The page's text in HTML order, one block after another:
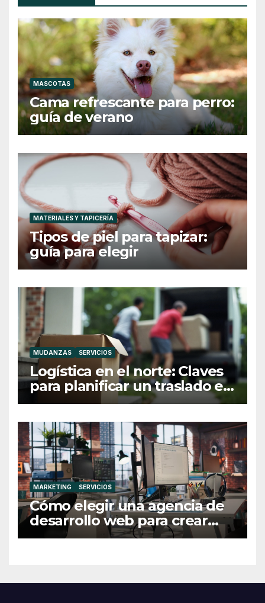
MASCOTAS
Cama refrescante para perro:
guía de verano
MATERIALES Y TAPICERÍA
Tipos de piel para tapizar:
guía para elegir
MUDANZAS SERVICIOS
Logística en el norte: Claves
para planificar un traslado en
Galicia
MARKETING SERVICIOS
Cómo elegir una agencia de
desarrollo web para crear
una web profesional y eficaz